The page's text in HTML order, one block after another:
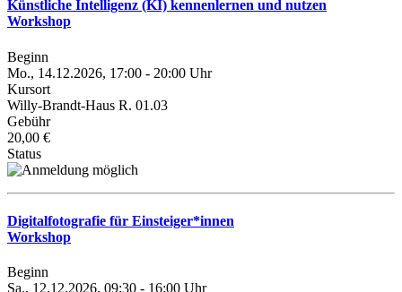
Künstliche Intelligenz (KI) kennenlernen und nutzen
Workshop
Beginn
Mo., 14.12.2026, 17:00 - 20:00 Uhr
Kursort
Willy-Brandt-Haus R. 01.03
Gebühr
20,00 €
Status
Digitalfotografie für Einsteiger*innen
Workshop
Beginn
Sa., 12.12.2026, 09:30 - 16:00 Uhr